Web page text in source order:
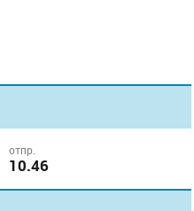
отпр.
10.46